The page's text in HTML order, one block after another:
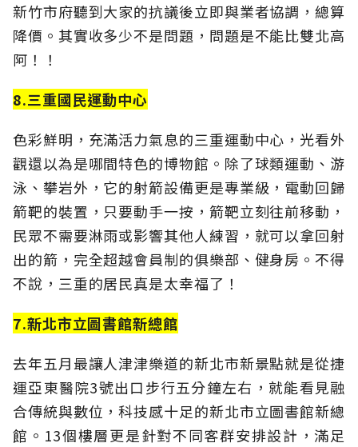
新竹市府聽到大家的抗議後立即與業者協調，總算
降價。其實收多少不是問題，問題是不能比雙北高
阿！！
8.三重國民運動中心
色彩鮮明，充滿活力氣息的三重運動中心，光看外
觀還以為是哪間特色的博物館。除了球類運動、游
泳、攀岩外，它的射箭設備更是專業級，電動回歸
箭靶的裝置，只要動手一按，箭靶立刻往前移動，
民眾不需要淋雨或影響其他人練習，就可以拿回射
出的箭，完全超越會員制的俱樂部、健身房。不得
不說，三重的居民真是太幸福了！
7.新北市立圖書館新總館
去年五月最讓人津津樂道的新北市新景點就是從捷
運亞東醫院3號出口步行五分鐘左右，就能看見融
合傳統與數位，科技感十足的新北市立圖書館新總
館。13個樓層更是針對不同客群安排設計，滿足